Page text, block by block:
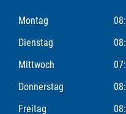
Montag
Dienstag
Mittwoch
Donnerstag
Freitag